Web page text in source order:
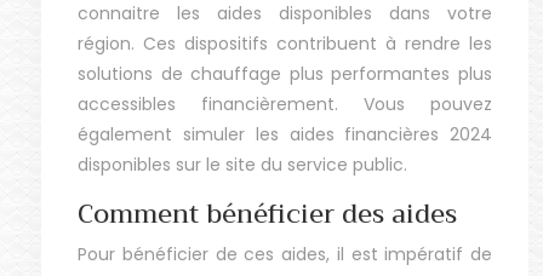
connaitre les aides disponibles dans votre
région. Ces dispositifs contribuent à rendre les
solutions de chauffage plus performantes plus
accessibles financièrement. Vous pouvez
également simuler les aides financières 2024
disponibles sur le site du service public.
Comment bénéficier des aides
Pour bénéficier de ces aides, il est impératif de